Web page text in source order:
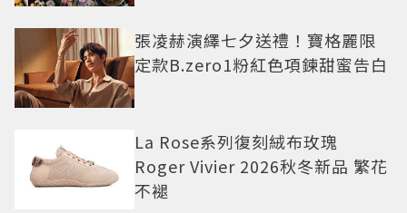
張凌赫演繹七夕送禮！寶格麗限
定款B.zero1粉紅色項鍊甜蜜告白
La Rose系列復刻絨布玫瑰
Roger Vivier 2026秋冬新品 繁花
不褪